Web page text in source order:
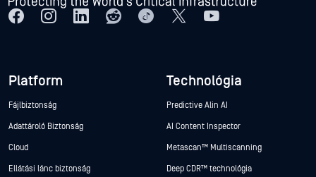
Platform
Fájlbiztonság
Adattároló Biztonság
Cloud
Ellátási lánc biztonság
Technológia
Predictive Alin AI
AI Content Inspector
Metascan™ Multiscanning
Deep CDR™ technológia